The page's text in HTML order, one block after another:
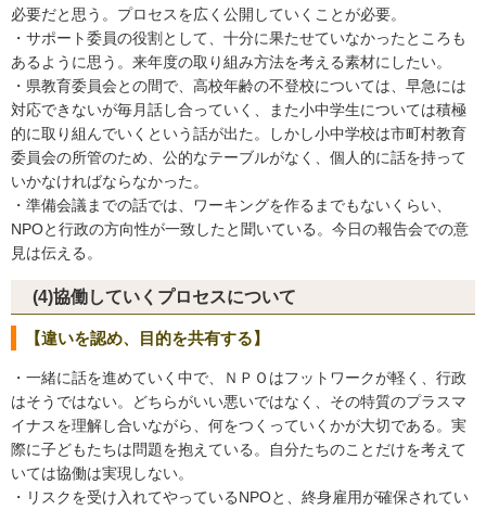
必要だと思う。プロセスを広く公開していくことが必要。
・サポート委員の役割として、十分に果たせていなかったところも
あるように思う。来年度の取り組み方法を考える素材にしたい。
・県教育委員会との間で、高校年齢の不登校については、早急には
対応できないが毎月話し合っていく、また小中学生については積極
的に取り組んでいくという話が出た。しかし小中学校は市町村教育
委員会の所管のため、公的なテーブルがなく、個人的に話を持って
いかなければならなかった。
・準備会議までの話では、ワーキングを作るまでもないくらい、
NPOと行政の方向性が一致したと聞いている。今日の報告会での意
見は伝える。
(4)協働していくプロセスについて
【違いを認め、目的を共有する】
・一緒に話を進めていく中で、ＮＰＯはフットワークが軽く、行政
はそうではない。どちらがいい悪いではなく、その特質のプラスマ
イナスを理解し合いながら、何をつくっていくかが大切である。実
際に子どもたちは問題を抱えている。自分たちのことだけを考えて
いては協働は実現しない。
・リスクを受け入れてやっているNPOと、終身雇用が確保されてい